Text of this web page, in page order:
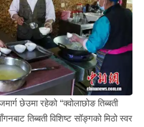
छेउमा रहेको “क्वोलाछोङ तिब्बती
तिब्बती विशिष्ट सॉङ्गको मिठो स्वर